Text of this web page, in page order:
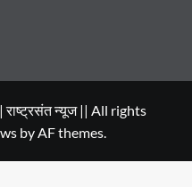
न्यूज || All rights
by AF themes.